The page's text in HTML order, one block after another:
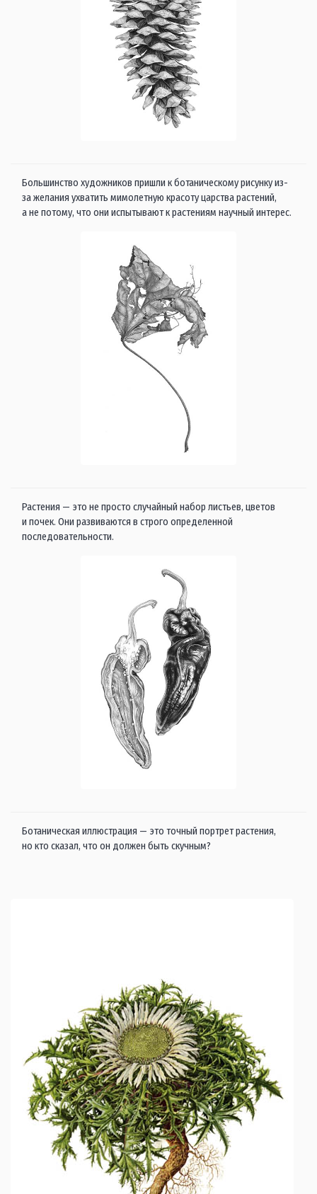
Большинство художников пришли к ботаническому рисунку из-
за желания ухватить мимолетную красоту царства растений,
а не потому, что они испытывают к растениям научный интерес.
Растения — это не просто случайный набор листьев, цветов
и почек. Они развиваются в строго определенной
последовательности.
Ботаническая иллюстрация — это точный портрет растения,
но кто сказал, что он должен быть скучным?